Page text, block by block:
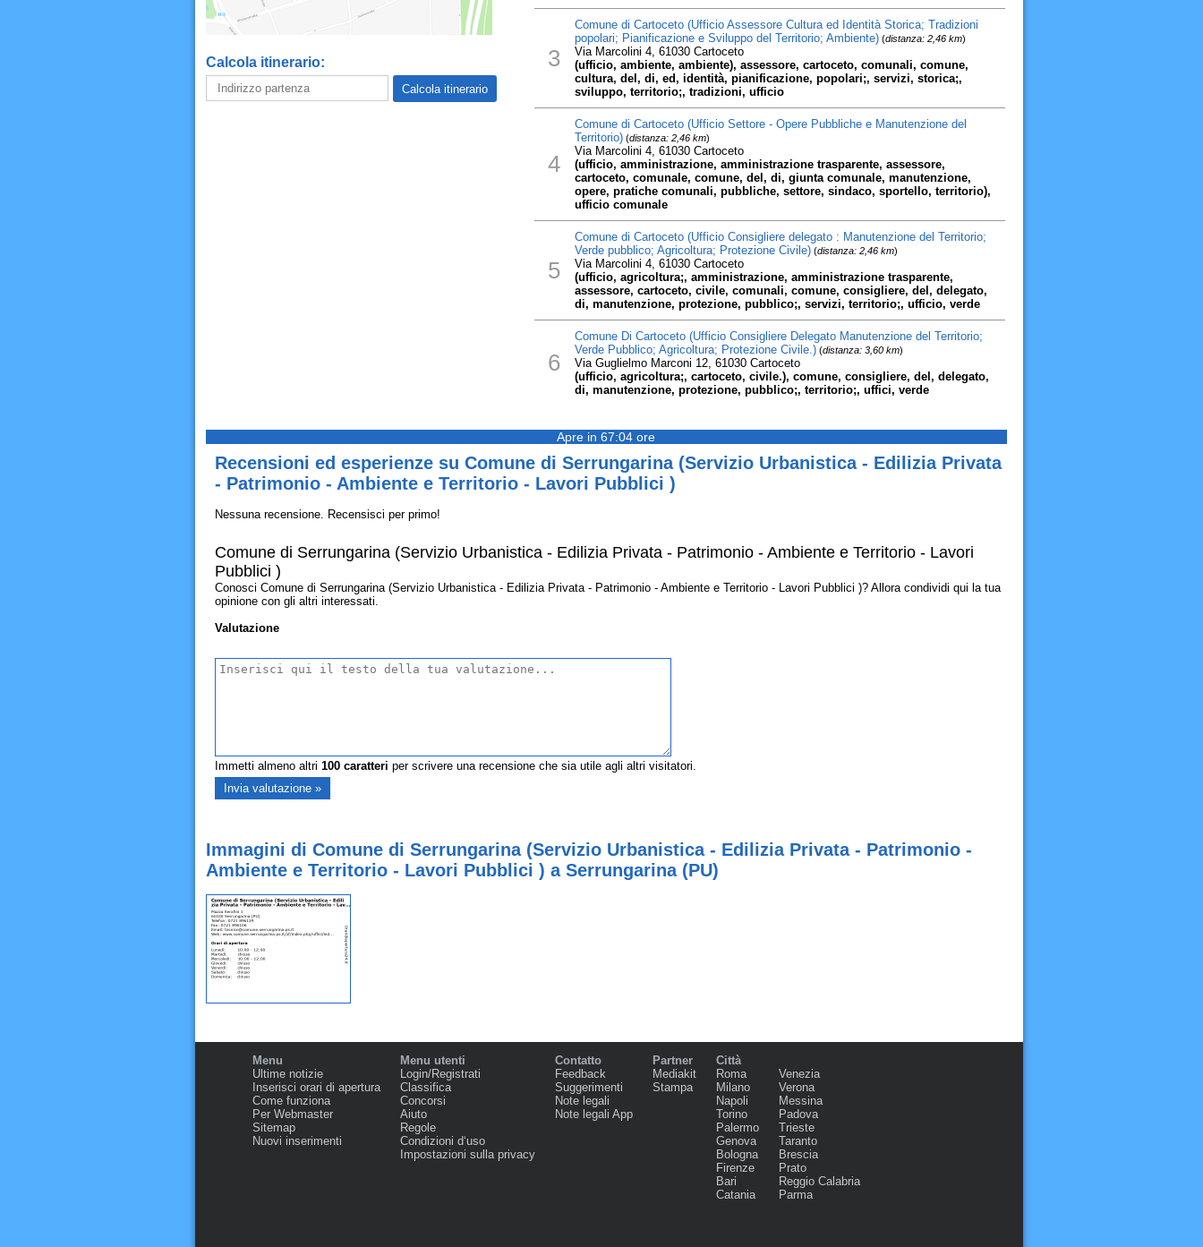
Calcola itinerario: 3
Comune di Cartoceto (Ufficio Assessore Cultura ed Identità Storica; Tradizioni
popolari; Pianificazione e Sviluppo del Territorio; Ambiente)(distanza: 2,46 km)
Via Marcolini 4, 61030 Cartoceto
(ufficio, ambiente, ambiente), assessore, cartoceto, comunali, comune,
cultura, del, di, ed, identità, pianificazione, popolari;, servizi, storica;,
sviluppo, territorio;, tradizioni, ufficio
4
Comune di Cartoceto (Ufficio Settore - Opere Pubbliche e Manutenzione del
Territorio)(distanza: 2,46 km)
Via Marcolini 4, 61030 Cartoceto
(ufficio, amministrazione, amministrazione trasparente, assessore,
cartoceto, comunale, comune, del, di, giunta comunale, manutenzione,
opere, pratiche comunali, pubbliche, settore, sindaco, sportello, territorio),
ufficio comunale
5
Comune di Cartoceto (Ufficio Consigliere delegato : Manutenzione del Territorio;
Verde pubblico; Agricoltura; Protezione Civile)(distanza: 2,46 km)
Via Marcolini 4, 61030 Cartoceto
(ufficio, agricoltura;, amministrazione, amministrazione trasparente,
assessore, cartoceto, civile, comunali, comune, consigliere, del, delegato,
di, manutenzione, protezione, pubblico;, servizi, territorio;, ufficio, verde
6
Comune Di Cartoceto (Ufficio Consigliere Delegato Manutenzione del Territorio;
Verde Pubblico; Agricoltura; Protezione Civile.)(distanza: 3,60 km)
Via Guglielmo Marconi 12, 61030 Cartoceto
(ufficio, agricoltura;, cartoceto, civile.), comune, consigliere, del, delegato,
di, manutenzione, protezione, pubblico;, territorio;, uffici, verde
Apre in 67:04 ore
Recensioni ed esperienze su Comune di Serrungarina (Servizio Urbanistica - Edilizia Privata
- Patrimonio - Ambiente e Territorio - Lavori Pubblici )
Nessuna recensione. Recensisci per primo!
Comune di Serrungarina (Servizio Urbanistica - Edilizia Privata - Patrimonio - Ambiente e Territorio - Lavori
Pubblici )
Conosci Comune di Serrungarina (Servizio Urbanistica - Edilizia Privata - Patrimonio - Ambiente e Territorio - Lavori Pubblici )? Allora condividi qui la tua
opinione con gli altri interessati.
Valutazione
Immetti almeno altri 100caratteri per scrivere una recensione che sia utile agli altri visitatori.
Immagini di Comune di Serrungarina (Servizio Urbanistica - Edilizia Privata - Patrimonio -
Ambiente e Territorio - Lavori Pubblici ) a Serrungarina (PU)
Menu
Ultime notizie
Inserisci orari di apertura
Come funziona
Per Webmaster
Sitemap
Nuovi inserimenti
Menu utenti
Login/Registrati
Classifica
Concorsi
Aiuto
Regole
Condizioni d‘uso
Impostazioni sulla privacy
Contatto
Feedback
Suggerimenti
Note legali
Note legali App
Partner
Mediakit
Stampa
Città
Roma
Milano
Napoli
Torino
Palermo
Genova
Bologna
Firenze
Bari
Catania
Venezia
Verona
Messina
Padova
Trieste
Taranto
Brescia
Prato
Reggio Calabria
Parma